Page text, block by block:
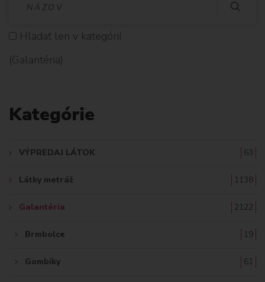
D
Hladať len v kategórií
(Galantéria)
Kategórie
VÝPREDAJ LÁTOK 63
Látky metráž 1138
Galantéria 2122
Brmbolce 19
Gombíky 61